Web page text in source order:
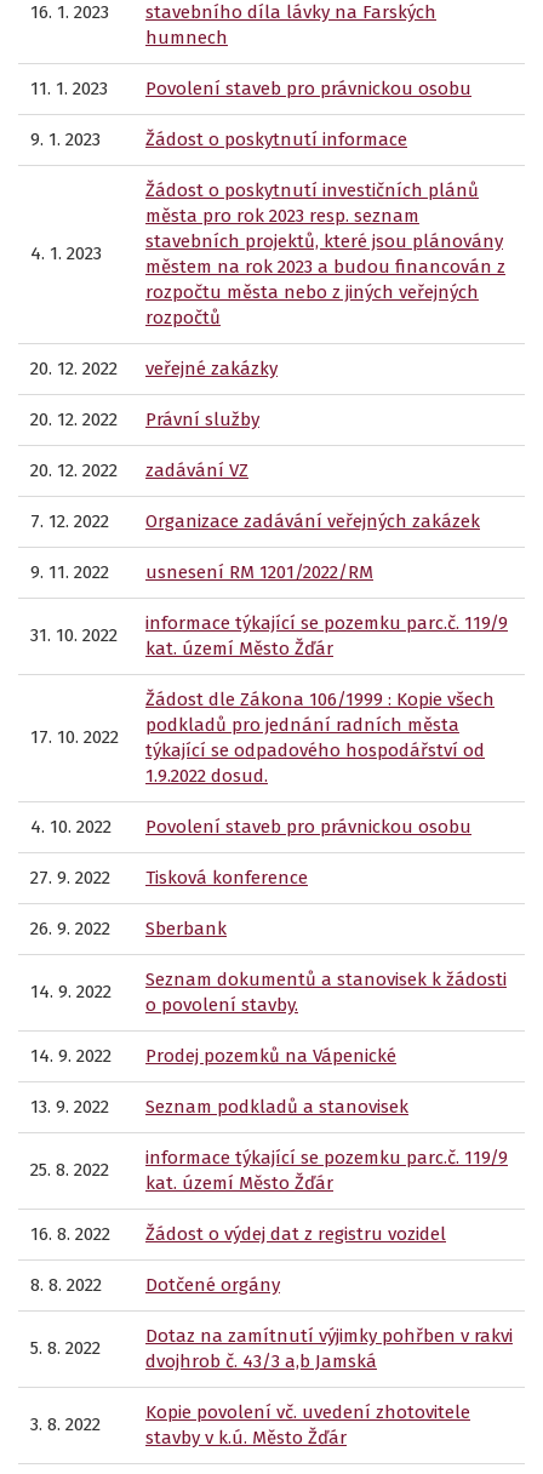
16. 1. 2023
stavebního díla lávky na Farských
humnech
11. 1. 2023 Povolení staveb pro právnickou osobu
9. 1. 2023 Žádost o poskytnutí informace
4. 1. 2023
Žádost o poskytnutí investičních plánů
města pro rok 2023 resp. seznam
stavebních projektů, které jsou plánovány
městem na rok 2023 a budou financován z
rozpočtu města nebo z jiných veřejných
rozpočtů
20. 12. 2022 veřejné zakázky
20. 12. 2022 Právní služby
20. 12. 2022 zadávání VZ
7. 12. 2022 Organizace zadávání veřejných zakázek
9. 11. 2022 usnesení RM 1201/2022/RM
31. 10. 2022
informace týkající se pozemku parc.č. 119/9
kat. území Město Žďár
17. 10. 2022
Žádost dle Zákona 106/1999 : Kopie všech
podkladů pro jednání radních města
týkající se odpadového hospodářství od
1.9.2022 dosud.
4. 10. 2022 Povolení staveb pro právnickou osobu
27. 9. 2022 Tisková konference
26. 9. 2022 Sberbank
14. 9. 2022
Seznam dokumentů a stanovisek k žádosti
o povolení stavby.
14. 9. 2022 Prodej pozemků na Vápenické
13. 9. 2022 Seznam podkladů a stanovisek
25. 8. 2022
informace týkající se pozemku parc.č. 119/9
kat. území Město Žďár
16. 8. 2022 Žádost o výdej dat z registru vozidel
8. 8. 2022 Dotčené orgány
5. 8. 2022
Dotaz na zamítnutí výjimky pohřben v rakvi
dvojhrob č. 43/3 a,b Jamská
3. 8. 2022
Kopie povolení vč. uvedení zhotovitele
stavby v k.ú. Město Žďár